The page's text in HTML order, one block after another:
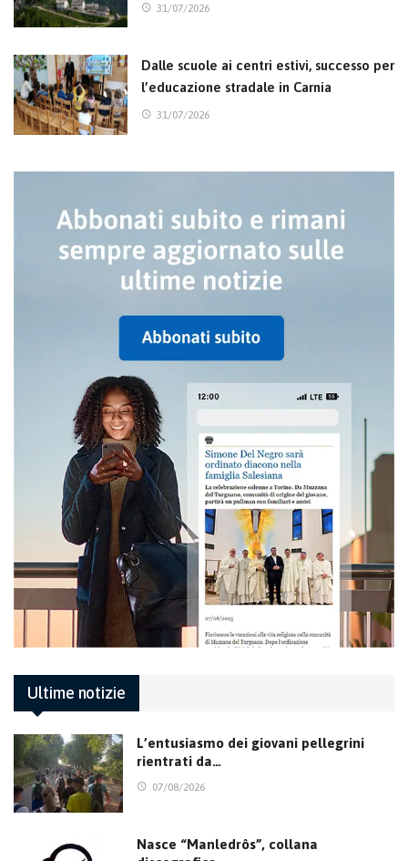
31/07/2026
Dalle scuole ai centri estivi, successo per
l’educazione stradale in Carnia
31/07/2026
Ultime notizie
L’entusiasmo dei giovani pellegrini
rientrati da…
07/08/2026
Nasce “Manledrôs”, collana